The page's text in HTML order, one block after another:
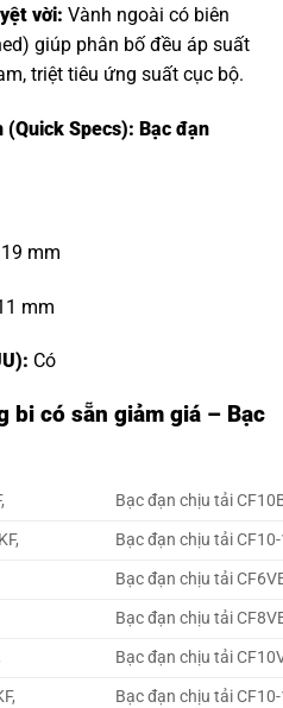
vời: Vành ngoài có biên
giúp phân bố đều áp suất
triệt tiêu ứng suất cục bộ.
Specs): Bạc đạn
19 mm
mm
Có
bi có sẵn giảm giá – Bạc
Bạc đạn chịu tải
Bạc đạn chịu tải CF10-
Bạc đạn chịu tải
Bạc đạn chịu tải
Bạc đạn chịu tải
Bạc đạn chịu tải CF10-